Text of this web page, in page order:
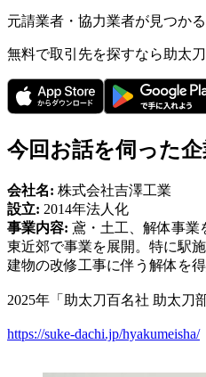
元請業者・協力業者が見つかる
無料で取引先を探すなら助太刀
今回お話を伺った
会社名: 株式会社吉澤工業
設立: 2014年法人化
事業内容: 鳶・土工、解体事業
東近郊で事業を展開。特に駅
建物の改修工事に伴う解体を得
2025年「助太刀百名社 助太刀
https://suke-dachi.jp/hyakumeisha/